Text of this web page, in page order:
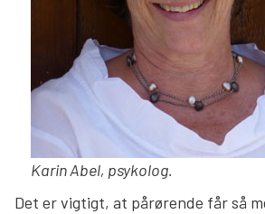
Karin Abel, psykolog.
Det er vigtigt, at pårørende får så